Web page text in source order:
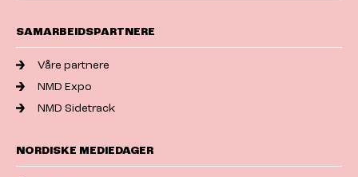
SAMARBEIDSPARTNERE
Våre partnere
NMD Expo
NMD Sidetrack
NORDISKE MEDIEDAGER